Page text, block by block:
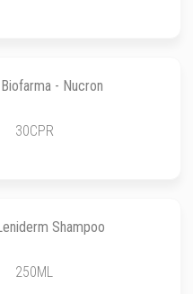
- Nucron
30CPR
Shampoo
250ML